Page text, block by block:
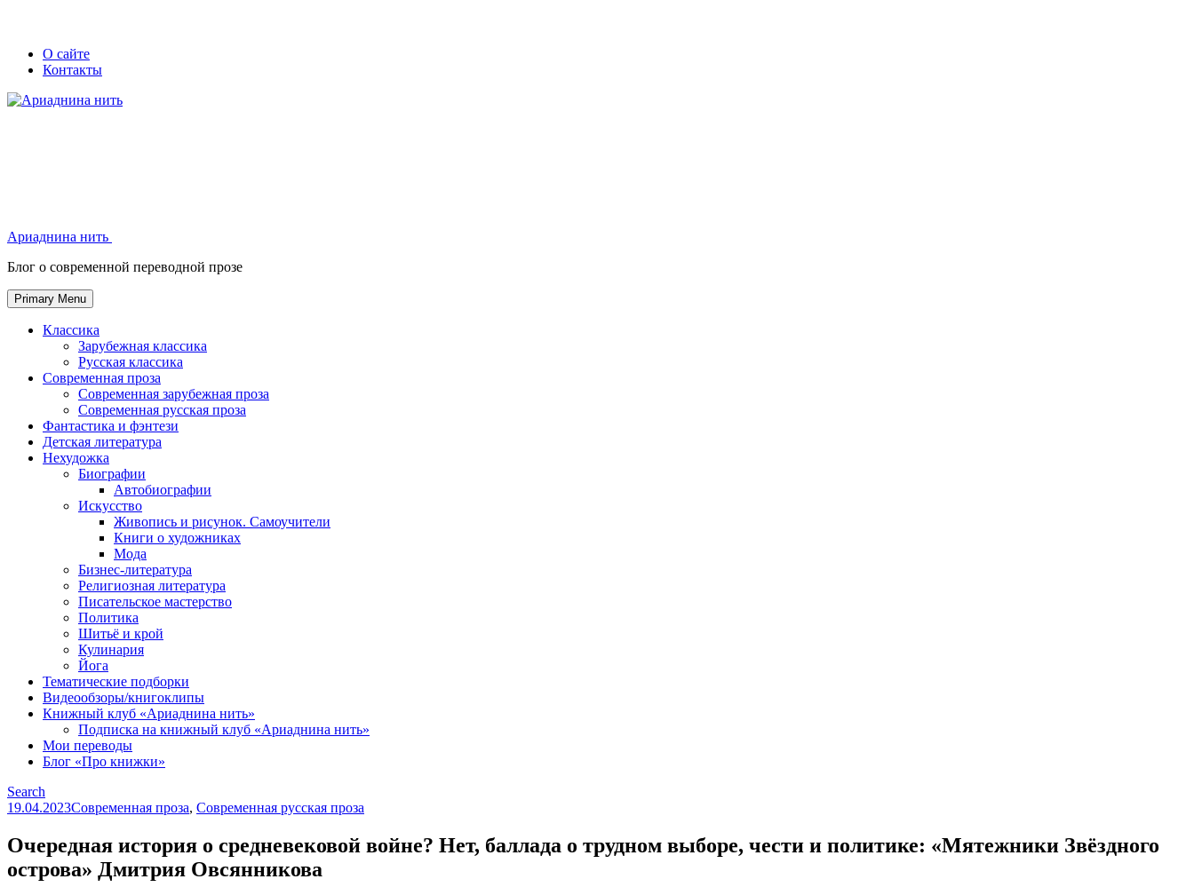
Skip
Secondary
left
navigation
Secondary
right
navigation
О сайте
Контакты
Ариаднина нить
Блог о современной переводной прозе
Primary Menu
Классика
Зарубежная классика
Русская классика
Современная проза
Современная зарубежная проза
Современная русская проза
Фантастика и фэнтези
Детская литература
Нехудожка
Биографии
Автобиографии
Искусство
Живопись и рисунок. Самоучители
Книги о художниках
Мода
Бизнес-литература
Религиозная литература
Писательское мастерство
Политика
Шитьё и крой
Кулинария
Йога
Тематические подборки
Видеообзоры/книгоклипы
Книжный клуб «Ариаднина нить»
Подписка на книжный клуб «Ариаднина нить»
Мои переводы
Блог «Про книжки»
Search
19.04.2023Современная проза, Современная русская проза
Очередная история о средневековой войне? Нет, баллада о трудном выборе, чести и политике: «Мятежники Звёздного
острова» Дмитрия Овсянникова